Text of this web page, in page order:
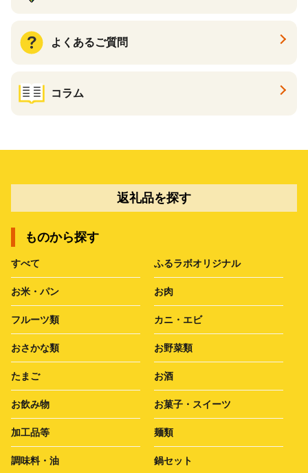
よくあるご質問
コラム
返礼品を探す
ものから探す
すべて ふるラボオリジナル
お米・パン お肉
フルーツ類 カニ・エビ
おさかな類 お野菜類
たまご お酒
お飲み物 お菓子・スイーツ
加工品等 麺類
調味料・油 鍋セット